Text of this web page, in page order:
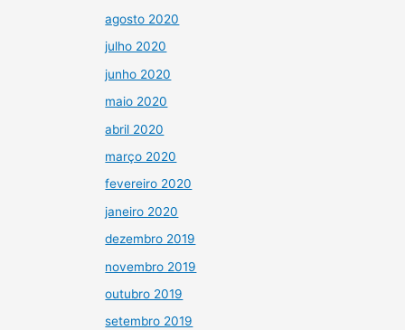
agosto 2020
julho 2020
junho 2020
maio 2020
abril 2020
março 2020
fevereiro 2020
janeiro 2020
dezembro 2019
novembro 2019
outubro 2019
setembro 2019